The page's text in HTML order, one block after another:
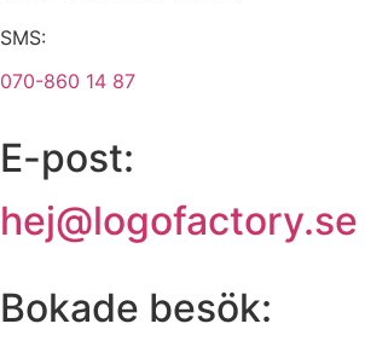
SMS:
070-860 14 87
E-post:
hej@logofactory.se
Bokade besök: